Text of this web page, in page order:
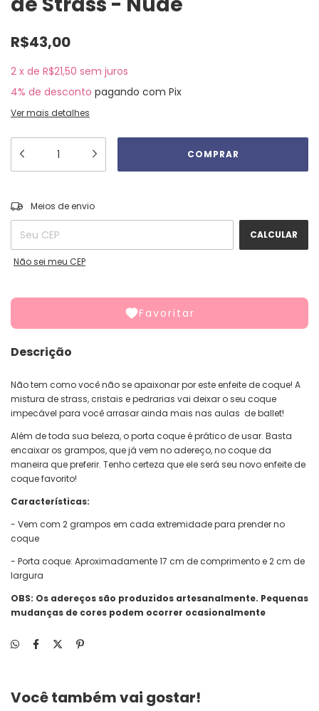
R$43,00
2 x de R$21,50 sem juros
4% de desconto pagando com Pix
Ver mais detalhes
Entregas para o CEP:
Meios de envio
CALCULAR
Não sei meu CEP
Favoritar
Descrição
Não tem como você não se apaixonar por este enfeite de coque! A
mistura de strass, cristais e pedrarias vai deixar o seu coque
impecável para você arrasar ainda mais nas aulas de ballet!
Além de toda sua beleza, o porta coque é prático de usar. Basta
encaixar os grampos, que já vem no adereço, no coque da
maneira que preferir. Tenho certeza que ele será seu novo enfeite de
coque favorito!
Características:
- Vem com 2 grampos em cada extremidade para prender no
coque
- Porta coque: Aproximadamente 17 cm de comprimento e 2 cm de
largura
OBS: Os adereços são produzidos artesanalmente. Pequenas
mudanças de cores podem ocorrer ocasionalmente
Você também vai gostar!